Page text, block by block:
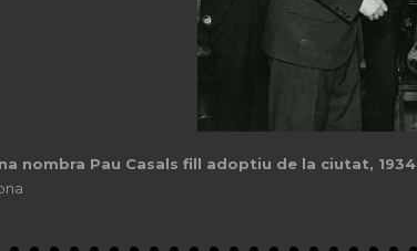
nombra Pau Casals fill adoptiu de la ciutat, 1934